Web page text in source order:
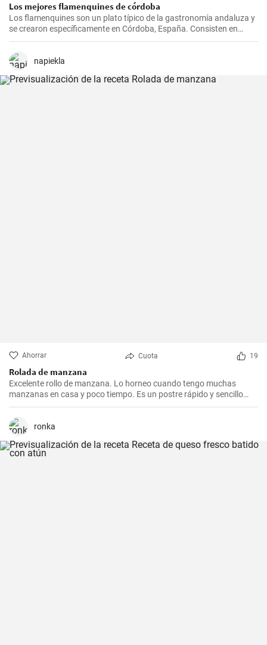
Los mejores flamenquines de córdoba
Los flamenquines son un plato típico de la gastronomía andaluza y
se crearon específicamente en Córdoba, España. Consisten en
rollitos de jamón serrano y carne de cerdo empanados y fritos. Son
como tapas y son comúnmente acompañados con papas fritas y
mayonesa.
napiekla
Ahorrar Cuota 19
Rolada de manzana
Excelente rollo de manzana. Lo horneo cuando tengo muchas
manzanas en casa y poco tiempo. Es un postre rápido y sencillo
que siempre agrada.
ronka